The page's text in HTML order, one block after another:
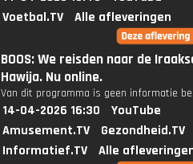
Voetbal.TV
Alle afleveringen
BOOS: We reisden naar de
Hawija. Nu online.
Van dit programma is geen informatie
14-04-2026 16:30
YouTube
Amusement.TV
Gezondheid.TV
Informatief.TV
Alle